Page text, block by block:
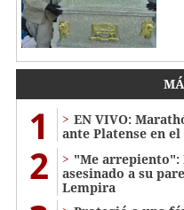
1
EN VIVO:
ante Platense en
2
"Me arrepiento":
asesinado a su
Lempira